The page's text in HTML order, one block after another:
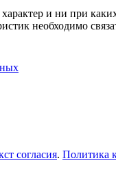
и ни при
необходимо
согласия. Политика